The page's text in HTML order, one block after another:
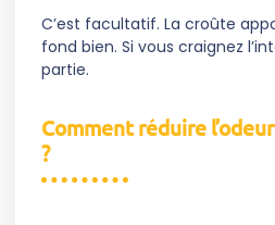
C’est facultatif. La croûte
fond bien. Si vous craignez
partie.
Comment réduire
?